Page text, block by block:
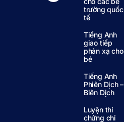
trường quốc
tế
Tiếng Anh
giao tiếp
phản xạ cho
bé
Tiếng Anh
Phiên Dịch –
Biên Dịch
Luyện thi
chứng chỉ